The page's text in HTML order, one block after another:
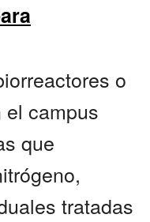
o
campus
que
tratadas